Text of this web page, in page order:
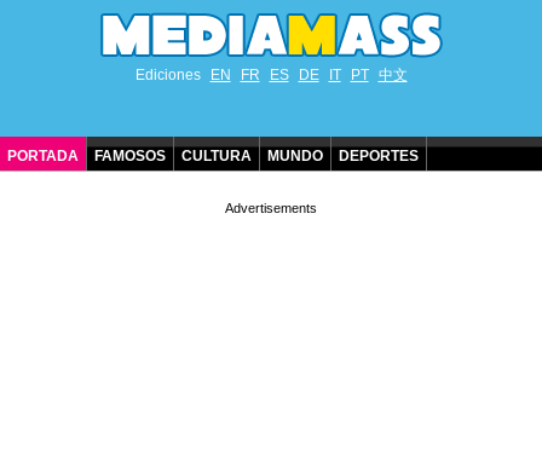
Ediciones EN FR ES DE IT PT 中文
PORTADA FAMOSOS CULTURA MUNDO DEPORTES